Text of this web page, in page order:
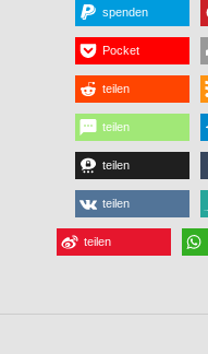
spenden
Pocket
teilen
teilen
teilen
teilen
teilen